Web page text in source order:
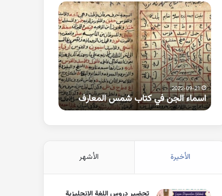
اسماء
الجن
في
كتاب
شمس
المعارف
2022-09-21
اسماء الجن في كتاب شمس المعارف
كلمات
بها
همزة
متطرفة
على
الواو
الأخيرة الأشهر
تحضير دروس اللغة الانجليزية